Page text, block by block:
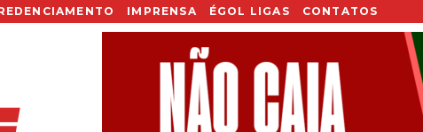
IMPRENSA ÉGOL LIGAS CONTATOS